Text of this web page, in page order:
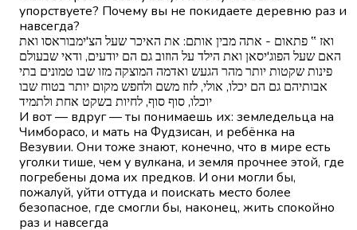
упорствуете? Почему вы не покидаете деревню раз и
навсегда?
ואז ‟ פתאום - אתה מבין אותם: את האיכר שעל הצ'ימבוראסו ואת
האם שעל הפוג'יסאן ואת הילד על הוזוב גם הם יודעים, ודאי שבעולם
פינות שקטות יותר מהר הגעש ואדמה המוצקה מזו שבו טמונים בתי
אבותיהם גם הם יכלו, אולי, לזוז משם ולחפש מקום יותר בטוח שבו
יוכלו, סוף סוף, לחיות בשקט אחת ולתמיד
И вот — вдруг — ты понимаешь их: земледельца на
Чимборасо, и мать на Фудзисан, и ребёнка на
Везувии. Они тоже знают, конечно, что в мире есть
уголки тише, чем у вулкана, и земля прочнее этой, где
погребены дома их предков. И они могли бы,
пожалуй, уйти оттуда и поискать место более
безопасное, где смогли бы, наконец, жить спокойно
раз и навсегда